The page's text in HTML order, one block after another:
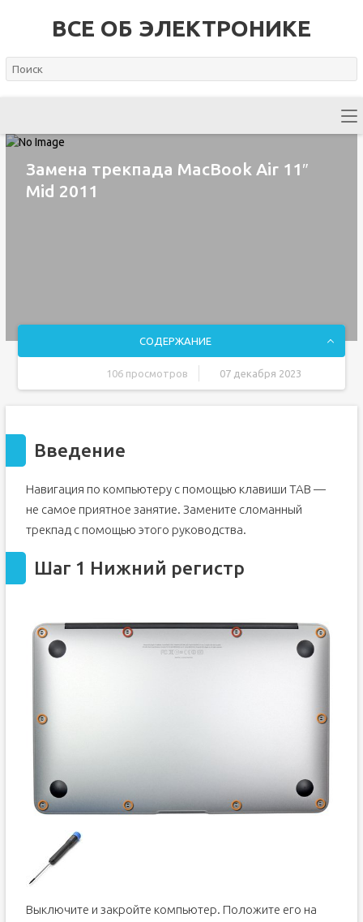
ВСЕ ОБ ЭЛЕКТРОНИКЕ
Замена трекпада MacBook Air 11″
Mid 2011
СОДЕРЖАНИЕ
106 просмотров 07 декабря 2023
Шаг 2
Шаг 4
Шаг 5
Шаг 6 Трекпад
Шаг 7
Введение
Навигация по компьютеру с помощью клавиши TAB —
не самое приятное занятие. Замените сломанный
трекпад с помощью этого руководства.
Шаг 1 Нижний регистр
Выключите и закройте компьютер. Положите его на